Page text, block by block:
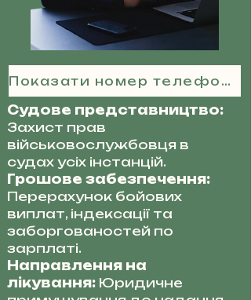
Показати номер телефону
Судове представництво:
Захист прав
військовослужбовця в
судах усіх інстанцій.
Грошове забезпечення:
Перерахунок бойових
виплат, індексації та
заборгованостей по
зарплаті.
Направлення на
лікування: Юридичне